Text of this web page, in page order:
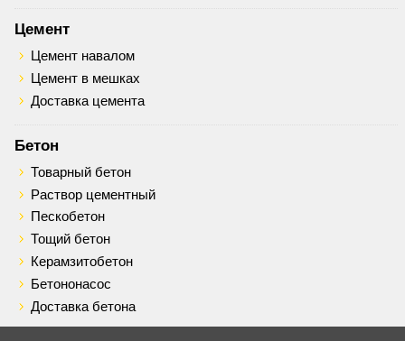
Цемент
Цемент навалом
Цемент в мешках
Доставка цемента
Бетон
Товарный бетон
Раствор цементный
Пескобетон
Тощий бетон
Керамзитобетон
Бетононасос
Доставка бетона